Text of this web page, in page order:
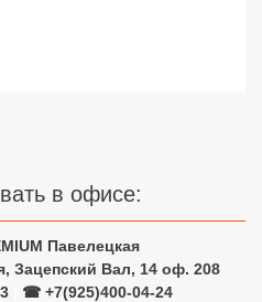
в офисе:
Павелецкая
Зацепский Вал, 14 оф. 208
☎ +7(925)400-04-24